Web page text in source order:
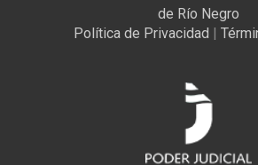
de Río Negro
Política de Privacidad